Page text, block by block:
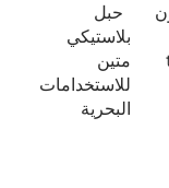
حبل
بلاستيكي
متين
للاستخدامات
البحرية